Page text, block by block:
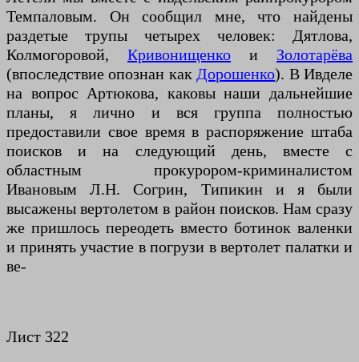
Темпаловым. Он сообщил мне, что найдены
раздетые трупы четырех человек: Дятлова,
Колмогоровой, Кривонищенко и Золотарёва
(впоследствие опознан как Дорошенко). В Ивделе
на вопрос Артюкова, каковы наши дальнейшие
планы, я лично и вся группа полностью
предоставили свое время в распоряжение штаба
поисков и на следующий день, вместе с
областным прокурором-криминалистом
Ивановым Л.Н. Согрин, Типикин и я были
высажены вертолетом в район поисков. Нам сразу
же пришлось переодеть вместо ботинок валенки
и принять участие в погрузи в вертолет палатки и
ве-
Лист 322